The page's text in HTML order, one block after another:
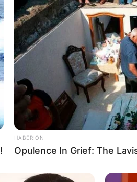
me Porton. Për të
HABERION
Opulence In Grief: The